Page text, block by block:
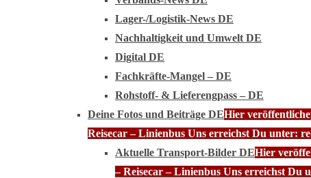
Lager-/Logistik-News DE
Nachhaltigkeit und Umwelt DE
Digital DE
Fachkräfte-Mangel – DE
Rohstoff- & Lieferengpass – DE
Deine Fotos und Beiträge DEHier
Reisecar – Linienbus Uns erreichst Du unter:
Aktuelle Transport-Bilder DEHier
– Reisecar – Linienbus Uns erreichst